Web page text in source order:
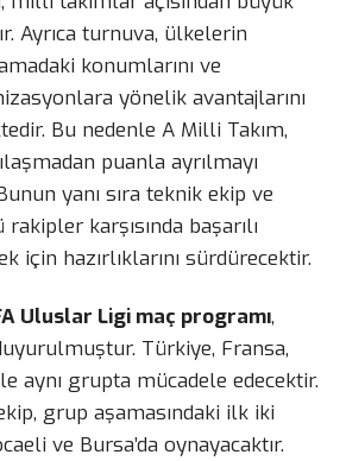
Ayrıca turnuva, ülkelerin
konumlarını ve
yönelik avantajlarını
Bu nedenle A Milli Takım,
puanla ayrılmayı
yanı sıra teknik ekip ve
karşısında başarılı
için hazırlıklarını sürdürecektir.
Uluslar Ligi maç programı,
Türkiye, Fransa,
aynı grupta mücadele edecektir.
grup aşamasındaki ilk iki
ve Bursa’da oynayacaktır.